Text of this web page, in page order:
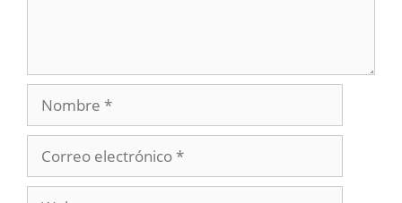
electrónico